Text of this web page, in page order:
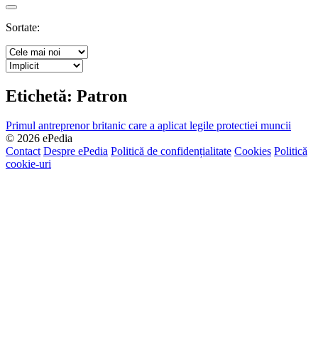
Search
Sortate:
Etichetă: Patron
Primul antreprenor britanic care a aplicat legile protectiei muncii
© 2026 ePedia
Contact Despre ePedia Politică de confidențialitate Cookies Politică
cookie-uri